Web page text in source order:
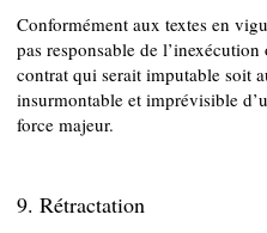
Conformément aux textes en
pas responsable de
contrat qui serait imputable soit
insurmontable et imprévisible
force majeur.
9. Rétractation